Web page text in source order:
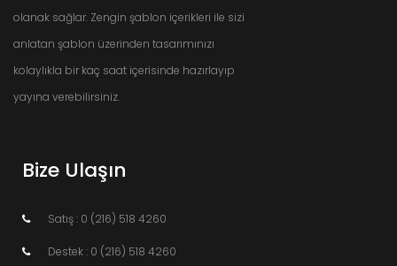
olanak sağlar. Zengin şablon içerikleri ile sizi
anlatan şablon üzerinden tasarımınızı
kolaylıkla bir kaç saat içerisinde hazırlayıp
yayına verebilirsiniz.
Bize Ulaşın
Satış : 0 (216) 518 4260
Destek : 0 (216) 518 4260